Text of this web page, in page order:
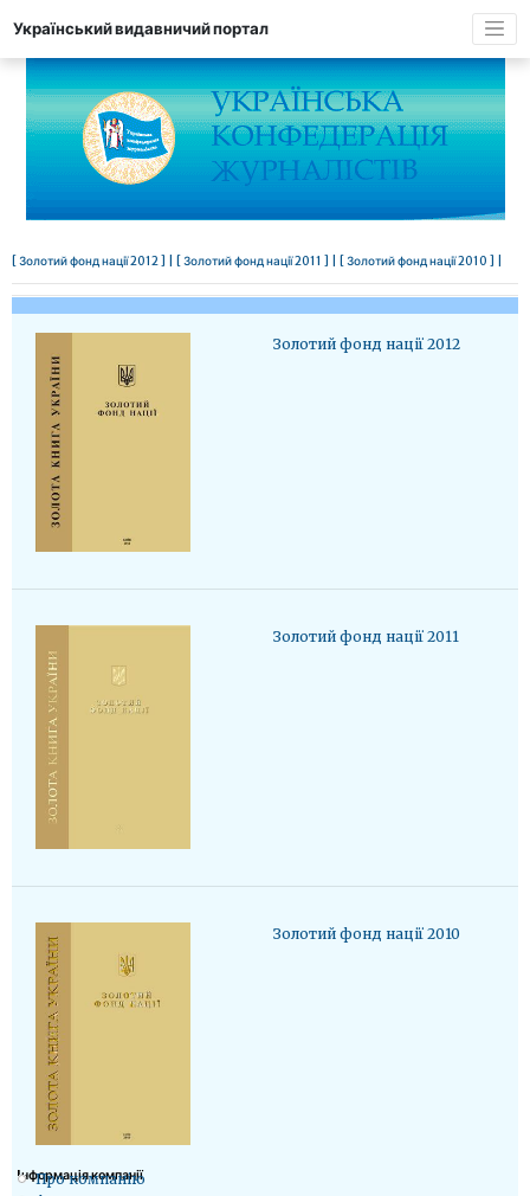
Український видавничий портал
[ Золотий фонд нації 2012 ] | [ Золотий фонд нації 2011 ] | [ Золотий фонд нації 2010 ] |
Золотий фонд нації 2012
Золотий фонд нації 2011
Золотий фонд нації 2010
Iнформація компанії
Про компанію